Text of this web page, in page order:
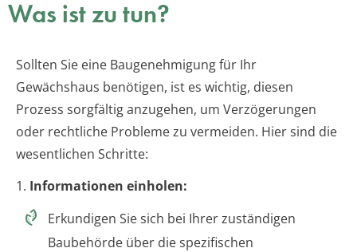
Was ist zu tun?
Sollten Sie eine Baugenehmigung für Ihr
Gewächshaus benötigen, ist es wichtig, diesen
Prozess sorgfältig anzugehen, um Verzögerungen
oder rechtliche Probleme zu vermeiden. Hier sind die
wesentlichen Schritte:
1. Informationen einholen:
Erkundigen Sie sich bei Ihrer zuständigen
Baubehörde über die spezifischen